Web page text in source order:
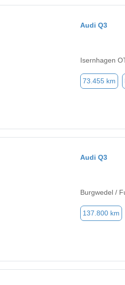
Audi Q3
Isernhagen
73.455 km
Audi Q3
Burgwedel /
137.800 km